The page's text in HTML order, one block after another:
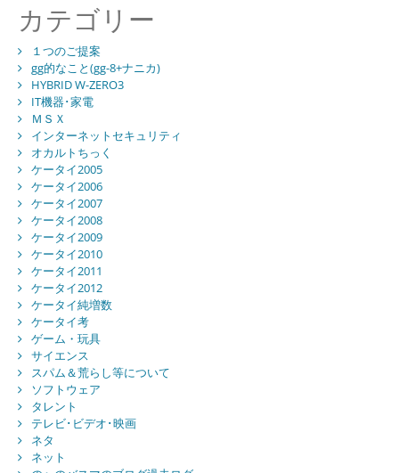
カテゴリー
１つのご提案
gg的なこと(gg-8+ナニカ)
HYBRID W-ZERO3
IT機器･家電
ＭＳＸ
インターネットセキュリティ
オカルトちっく
ケータイ2005
ケータイ2006
ケータイ2007
ケータイ2008
ケータイ2009
ケータイ2010
ケータイ2011
ケータイ2012
ケータイ純増数
ケータイ考
ゲーム・玩具
サイエンス
スパム＆荒らし等について
ソフトウェア
タレント
テレビ･ビデオ･映画
ネタ
ネット